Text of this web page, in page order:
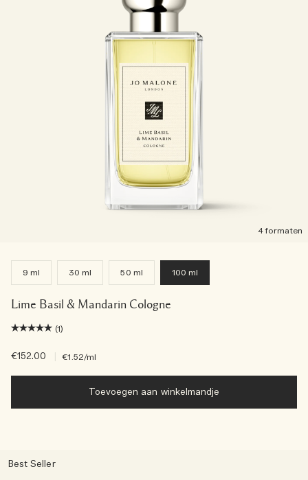
4 formaten
9 ml 30 ml 50 ml 100 ml
Lime Basil & Mandarin Cologne
(1)
€152.00 €1.52/ml
Toevoegen aan winkelmandje
Best Seller